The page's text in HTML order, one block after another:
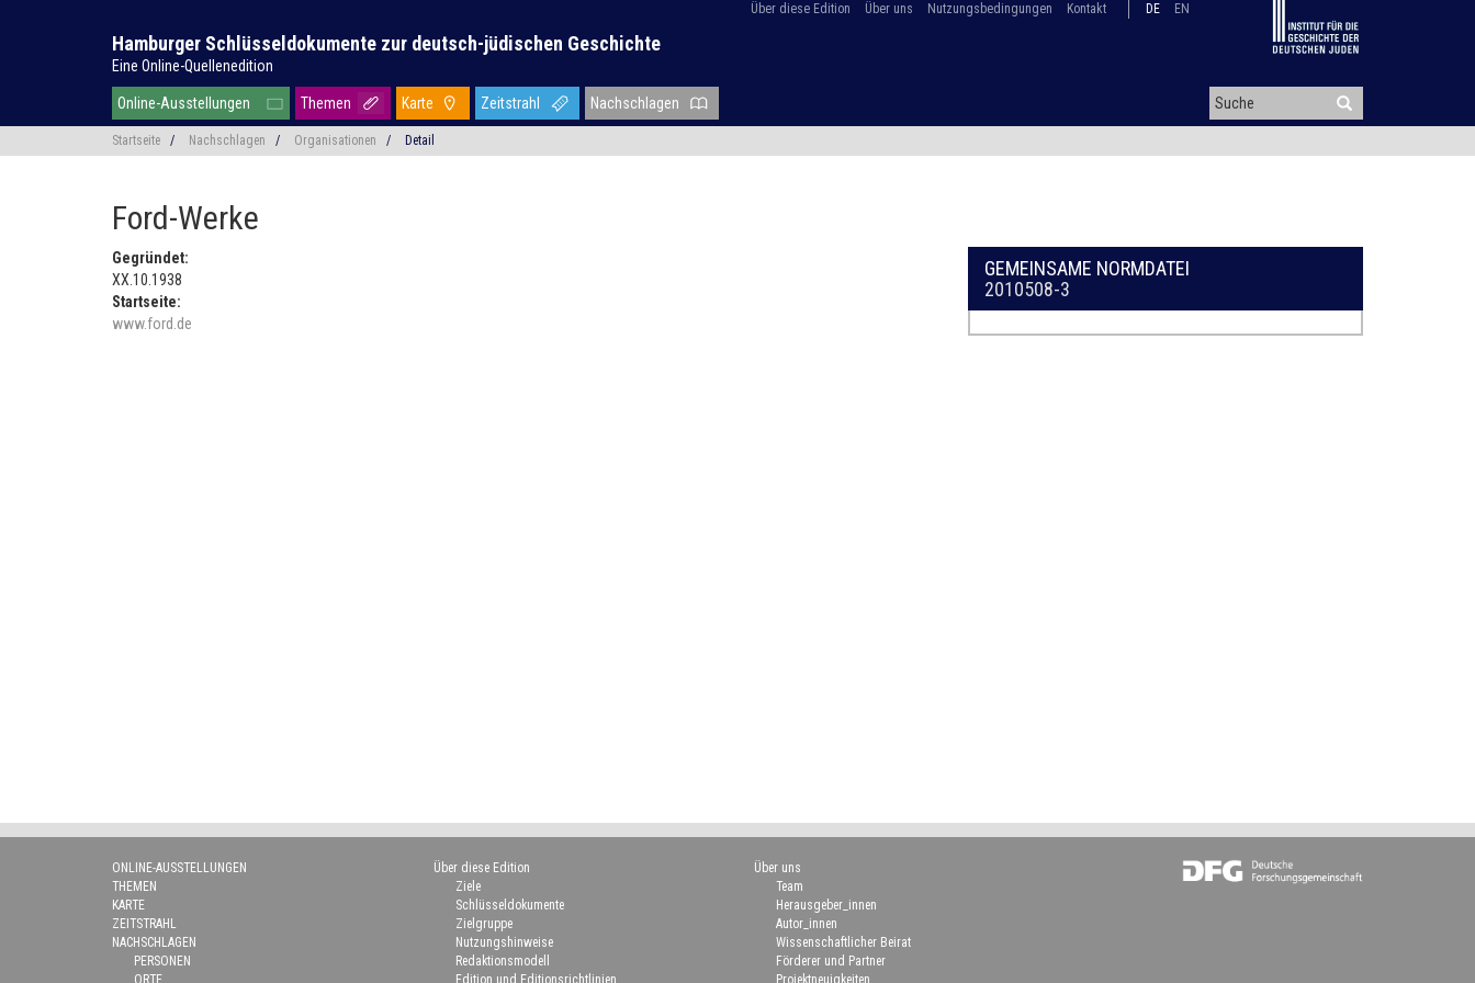
Über diese Edition Über uns Nutzungsbedingungen Kontakt DE EN
Hamburger Schlüsseldokumente zur deutsch-jüdischen Geschichte
Eine Online-Quellenedition
Online-Ausstellungen Themen Karte Zeitstrahl Nachschlagen
Startseite / Nachschlagen / Organisationen / Detail
Ford-Werke
Gegründet:
XX.10.1938
Startseite:
www.ford.de
GEMEINSAME NORMDATEI
2010508-3
ONLINE-AUSSTELLUNGEN
THEMEN
KARTE
ZEITSTRAHL
NACHSCHLAGEN
PERSONEN
ORTE
Über diese Edition
Ziele
Schlüsseldokumente
Zielgruppe
Nutzungshinweise
Redaktionsmodell
Edition und Editionsrichtlinien
Über uns
Team
Herausgeber_innen
Autor_innen
Wissenschaftlicher Beirat
Förderer und Partner
Projektneuigkeiten